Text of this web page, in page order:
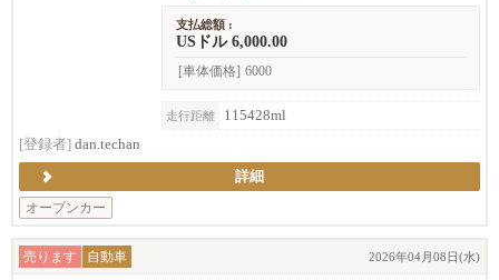
支払総額 :
USドル 6,000.00
[車体価格] 6000
走行距離
115428ml
[登録者] dan.techan
詳細
オープンカー
売ります 自動車 2026年04月08日(水)